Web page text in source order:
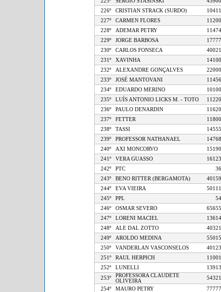
226º
CRISTIAN STRACK (SURDO)
227º
CARMEN FLORES
228º
ADEMAR PETRY
229º
JORGE BARBOSA
230º
CARLOS FONSECA
231º
XAVINHA
232º
ALEXANDRE GONÇALVES
233º
JOSÉ MANTOVANI
234º
EDUARDO MERINO
235º
LUÍS ANTONIO LICKS M. - TOTO
236º
PAULO DENARDIN
237º
FETTER
238º
TASSI
239º
PROFESSOR NATHANAEL
240º
AXI MONCORVO
241º
VERA GUASSO
242º
PTC
243º
BENO RITTER (BERGAMOTA)
244º
EVA VIEIRA
245º
PPL
246º
OSMAR SEVERO
247º
LORENI MACIEL
248º
ALE DAL ZOTTO
249º
AROLDO MEDINA
250º
VANDERLAN VASCONSELOS
251º
RAUL HERPICH
252º
LUNELLI
253º
PROFESSORA CLAUDETE
OLIVEIRA
254º
MAURO PETRY